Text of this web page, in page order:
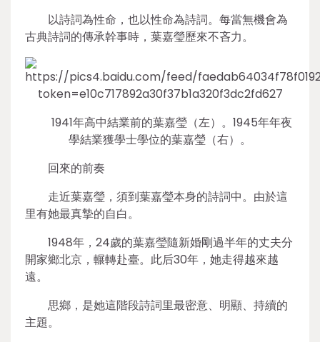
以詩詞為性命，也以性命為詩詞。每當無機會為
古典詩詞的傳承幹事時，葉嘉瑩歷來不吝力。
1941年高中結業前的葉嘉瑩（左）。1945年年夜
學結業獲學士學位的葉嘉瑩（右）。
回來的前奏
走近葉嘉瑩，須到葉嘉瑩本身的詩詞中。由於這
里有她最真摯的自白。
1948年，24歲的葉嘉瑩隨新婚剛過半年的丈夫分
開家鄉北京，輾轉赴臺。此后30年，她走得越來越
遠。
思鄉，是她這階段詩詞里最密意、明顯、持續的
主題。